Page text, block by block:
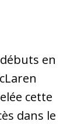
en
cette
dans le